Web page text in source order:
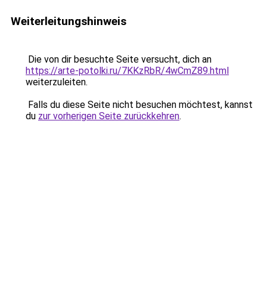
Weiterleitungshinweis
Die von dir besuchte Seite versucht, dich an
https://arte-potolki.ru/7KKzRbR/4wCmZ89.html
weiterzuleiten.
Falls du diese Seite nicht besuchen möchtest, kannst
du zur vorherigen Seite zurückkehren.